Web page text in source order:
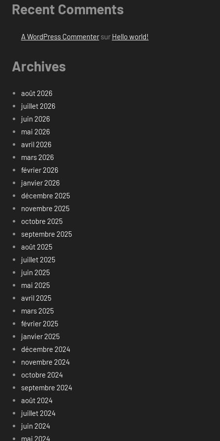
Recent Comments
A WordPress Commentersur Hello world!
Archives
août 2026
juillet 2026
juin 2026
mai 2026
avril 2026
mars 2026
février 2026
janvier 2026
décembre 2025
novembre 2025
octobre 2025
septembre 2025
août 2025
juillet 2025
juin 2025
mai 2025
avril 2025
mars 2025
février 2025
janvier 2025
décembre 2024
novembre 2024
octobre 2024
septembre 2024
août 2024
juillet 2024
juin 2024
mai 2024